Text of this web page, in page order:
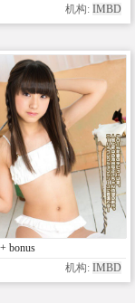
机构: IMBD
bonus
机构: IMBD